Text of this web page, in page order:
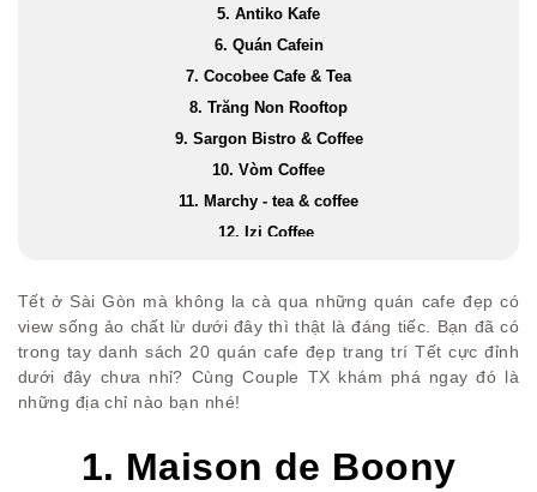
5. Antiko Kafe
6. Quán Cafein
7. Cocobee Cafe & Tea
8. Trăng Non Rooftop
9. Sargon Bistro & Coffee
10. Vòm Coffee
11. Marchy - tea & coffee
12. Izi Coffee
14. SKD Coffee & Tea
15. De Olla Café
16. Lam Kafe
17. De Tuilo
19. Mơ đi Hội
20. In Fact Coffee Saigon
Tết ở Sài Gòn mà không la cà qua những quán cafe đẹp có
view sống ảo chất lừ dưới đây thì thật là đáng tiếc. Bạn đã có
trong tay danh sách 20 quán cafe đẹp trang trí Tết cực đỉnh
dưới đây chưa nhỉ? Cùng Couple TX khám phá ngay đó là
những địa chỉ nào bạn nhé!
1. Maison de Boony